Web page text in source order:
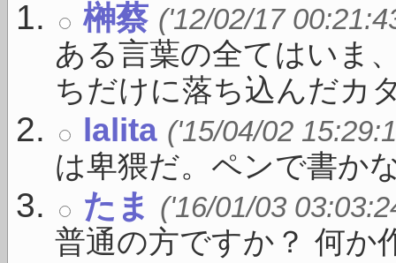
榊蔡 ('12/02/17
ある言葉の全てはいま
ちだけに落ち込んだカ
lalita ('15/04/02
は卑猥だ。ペンで書か
たま ('16/01/03
普通の方ですか？ 何か